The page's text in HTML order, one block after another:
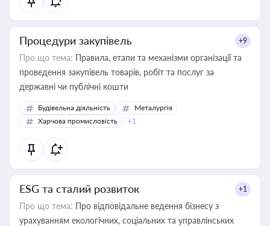
Процедури закупівель +9
Про що тема: Правила, етапи та механізми організації та
проведення закупівель товарів, робіт та послуг за
державні чи публічні кошти
Будівельна діяльність
Металургія
Харчова промисловість
+1
ESG та сталий розвиток +1
Про що тема: Про відповідальне ведення бізнесу з
урахуванням екологічних, соціальних та управлінських